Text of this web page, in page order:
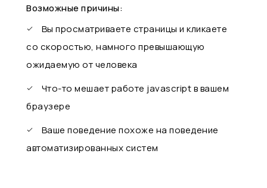
Возможные причины:
Вы просматриваете страницы и кликаете
со скоростью, намного превышающую
ожидаемую от человека
Что-то мешает работе javascript в вашем
браузере
Ваше поведение похоже на поведение
автоматизированных систем